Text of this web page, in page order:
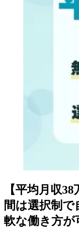
【平均月収
間は選択制
軟な働き方